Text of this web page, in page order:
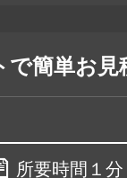
で簡単お見
所要時間１分